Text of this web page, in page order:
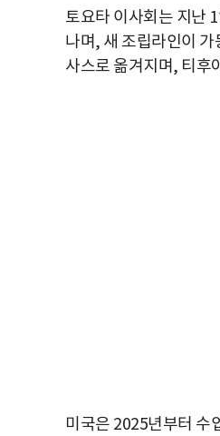
토요타 이사회는 지난
나며, 새 조립라인이
사스로 옮겨지며, 티후
미국은 2025년부터 수